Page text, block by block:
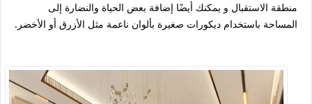
منطقة الاستقبال و يمكنك أيضًا إضافة بعض الحياة والنضارة إلى
المساحة باستخدام ديكورات صغيرة بألوان ناعمة مثل الأزرق أو الأخضر.